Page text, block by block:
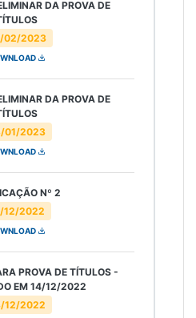
02/2023
DA PROVA DE
01/2023
DA PROVA DE
12/2022
Nº 2
12/2022
PROVA DE TÍTULOS -
EM 14/12/2022